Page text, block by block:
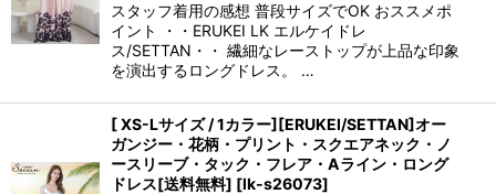
スタッフ着用の感想 普段サイズでOK おススメポ
イント ・・ERUKEI LK エルケイドレ
ス/SETTAN・・ 繊細なレーストップが上品な印象
を演出するロングドレス。 …
[ XS-Lサイズ / 1カラー][ERUKEI/SETTAN]オー
ガンジー・花柄・プリント・スクエアネック・ノ
ースリーブ・タック・フレア・Aライン・ロング
ドレス[送料無料] [lk-s26073]